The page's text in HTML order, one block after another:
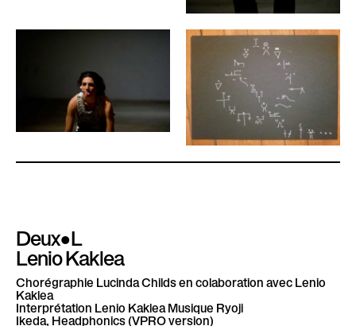
Deux•L
Lenio Kaklea
Chorégraphie Lucinda Childs en colaboration avec Lenio
Kaklea
Interprétation Lenio Kaklea Musique Ryoji
Ikeda, Headphonics (VPRO version)